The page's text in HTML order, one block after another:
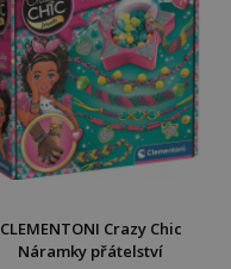
CLEMENTONI Crazy Chic
Náramky přátelství